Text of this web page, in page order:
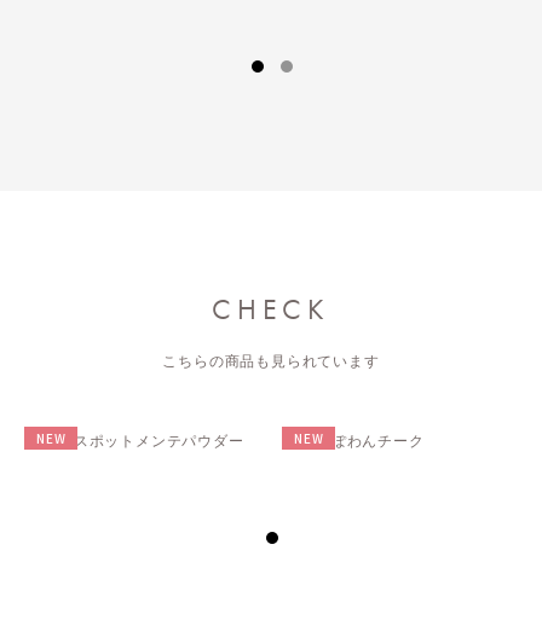
CHECK
こちらの商品も見られています
NEW
muice スポットメンテパウダー NEW
muice ぽわんチーク